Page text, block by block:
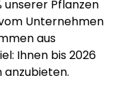
unserer Pflanzen
Unternehmen
aus
Ihnen bis 2026
anzubieten.